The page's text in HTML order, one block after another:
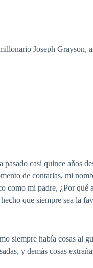
Joseph Grayson,
casi quince años
de contarlas, mi
como mi padre, ¿Por
que siempre sea la
siempre había cosas al
y demás cosas